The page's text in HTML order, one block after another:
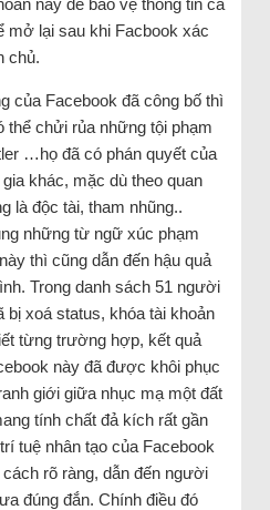
này để bảo vệ thông tin cá
mở lại sau khi Facbook xác
chủ.
của Facebook đã công bố thì
thể chửi rủa những tội phạm
…họ đã có phán quyết của
khác, mặc dù theo quan
là độc tài, tham nhũng..
những từ ngữ xúc phạm
thì cũng dẫn đến hậu quả
Trong danh sách 51 người
xoá status, khóa tài khoản
từng trường hợp, kết quả
này đã được khôi phục
giới giữa nhục mạ một đất
tính chất đả kích rất gần
tuệ nhân tạo của Facebook
rõ ràng, dẫn đến người
đúng đắn. Chính điều đó